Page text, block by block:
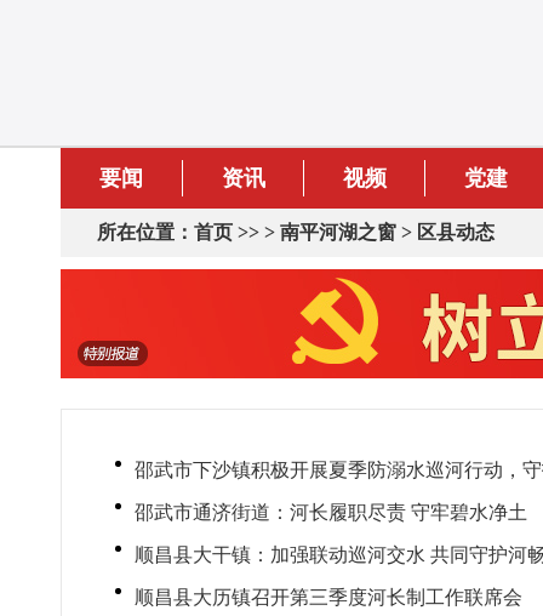
要闻 资讯 视频 党建
所在位置： 首页 >> > 南平河湖之窗 > 区县动态
邵武市下沙镇积极开展夏季防溺水巡河行动，
邵武市通济街道：河长履职尽责 守牢碧水净土
顺昌县大干镇：加强联动巡河交水 共同守护河
顺昌县大历镇召开第三季度河长制工作联席会